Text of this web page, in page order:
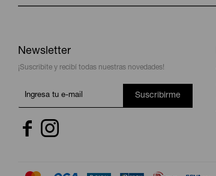
Newsletter
¡Suscribite y recibí todas nuestras novedades!
Suscribirme
 